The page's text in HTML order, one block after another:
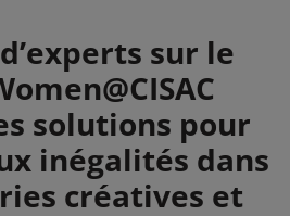
sur le
solutions pour
inégalités dans
créatives et